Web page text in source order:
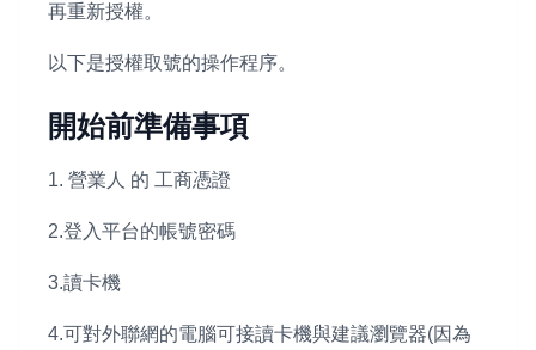
再重新授權。
以下是授權取號的操作程序。
開始前準備事項
1. 營業人 的 工商憑證
2.登入平台的帳號密碼
3.讀卡機
4.可對外聯網的電腦可接讀卡機與建議瀏覽器(因為